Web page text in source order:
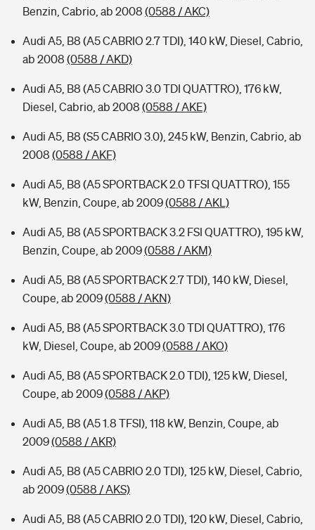
Benzin, Cabrio, ab 2008 (0588 / AKC)
Audi A5, B8 (A5 CABRIO 2.7 TDI), 140 kW, Diesel, Cabrio,
ab 2008 (0588 / AKD)
Audi A5, B8 (A5 CABRIO 3.0 TDI QUATTRO), 176 kW,
Diesel, Cabrio, ab 2008 (0588 / AKE)
Audi A5, B8 (S5 CABRIO 3.0), 245 kW, Benzin, Cabrio, ab
2008 (0588 / AKF)
Audi A5, B8 (A5 SPORTBACK 2.0 TFSI QUATTRO), 155
kW, Benzin, Coupe, ab 2009(0588 / AKL)
Audi A5, B8 (A5 SPORTBACK 3.2 FSI QUATTRO), 195 kW,
Benzin, Coupe, ab 2009(0588 / AKM)
Audi A5, B8 (A5 SPORTBACK 2.7 TDI), 140 kW, Diesel,
Coupe, ab 2009(0588 / AKN)
Audi A5, B8 (A5 SPORTBACK 3.0 TDI QUATTRO), 176
kW, Diesel, Coupe, ab 2009(0588 / AKO)
Audi A5, B8 (A5 SPORTBACK 2.0 TDI), 125 kW, Diesel,
Coupe, ab 2009(0588 / AKP)
Audi A5, B8 (A5 1.8 TFSI), 118 kW, Benzin, Coupe, ab
2009(0588 / AKR)
Audi A5, B8 (A5 CABRIO 2.0 TDI), 125 kW, Diesel, Cabrio,
ab 2009(0588 / AKS)
Audi A5, B8 (A5 CABRIO 2.0 TDI), 120 kW, Diesel, Cabrio,